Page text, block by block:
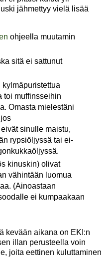
jähmettyy vielä lisää
ohjeella muutamin
sitä ei sattunut
toi muffinsseihin
Omasta mielestäni
sinulle maistu,
rypsiöljyssä tai ei-
kinuskin) olivat
vähintään luomua
(Ainoastaan
ei kumpaakaan
kevään aikana on EKI:n
illan perusteella voin
joita eettinen kuluttaminen